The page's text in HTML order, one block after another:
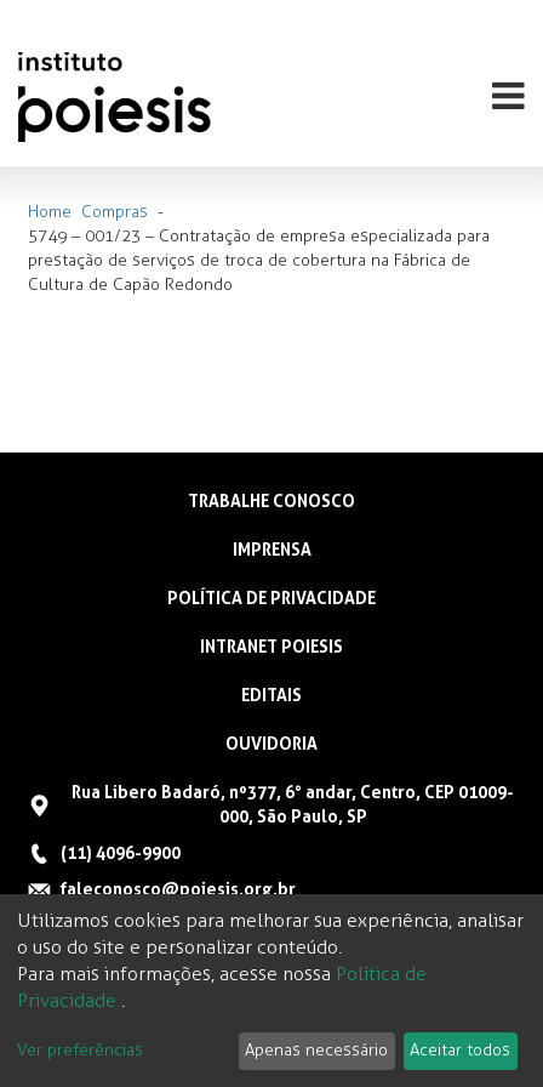
Home Compras -
5749 – 001/23 – Contratação de empresa especializada para
prestação de serviços de troca de cobertura na Fábrica de
Cultura de Capão Redondo
TRABALHE CONOSCO
IMPRENSA
POLÍTICA DE PRIVACIDADE
INTRANET POIESIS
EDITAIS
OUVIDORIA
Rua Libero Badaró, nº377, 6° andar, Centro, CEP 01009-
000, São Paulo, SP
(11) 4096-9900
faleconosco@poiesis.org.br
Utilizamos cookies para melhorar sua experiência, analisar
o uso do site e personalizar conteúdo.
Para mais informações, acesse nossa Política de
Privacidade .
Ver preferências Apenas necessário Aceitar todos